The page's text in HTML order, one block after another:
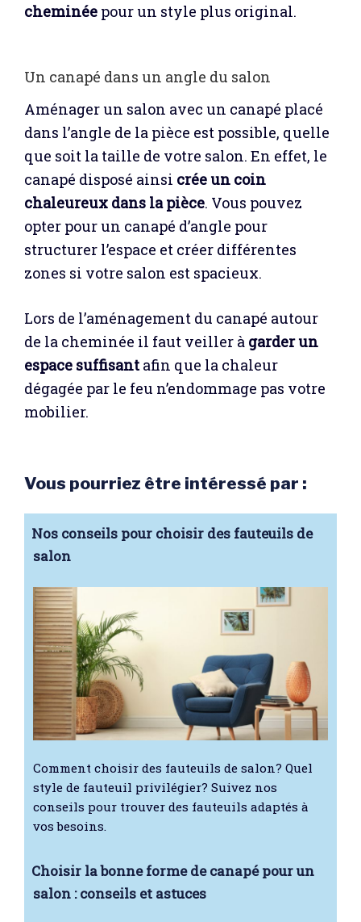
cheminée pour un style plus original.
Un canapé dans un angle du salon
Aménager un salon avec un canapé placé
dans l’angle de la pièce est possible, quelle
que soit la taille de votre salon. En effet, le
canapé disposé ainsi crée un coin
chaleureux dans la pièce. Vous pouvez
opter pour un canapé d’angle pour
structurer l’espace et créer différentes
zones si votre salon est spacieux.
Lors de l’aménagement du canapé autour
de la cheminée il faut veiller à garder un
espace suffisantafin que la chaleur
dégagée par le feu n’endommage pas votre
mobilier.
Vous pourriez être intéressé par :
Nos conseils pour choisir des fauteuils de
salon
Comment choisir des fauteuils de salon? Quel
style de fauteuil privilégier? Suivez nos
conseils pour trouver des fauteuils adaptés à
vos besoins.
Choisir la bonne forme de canapé pour un
salon : conseils et astuces